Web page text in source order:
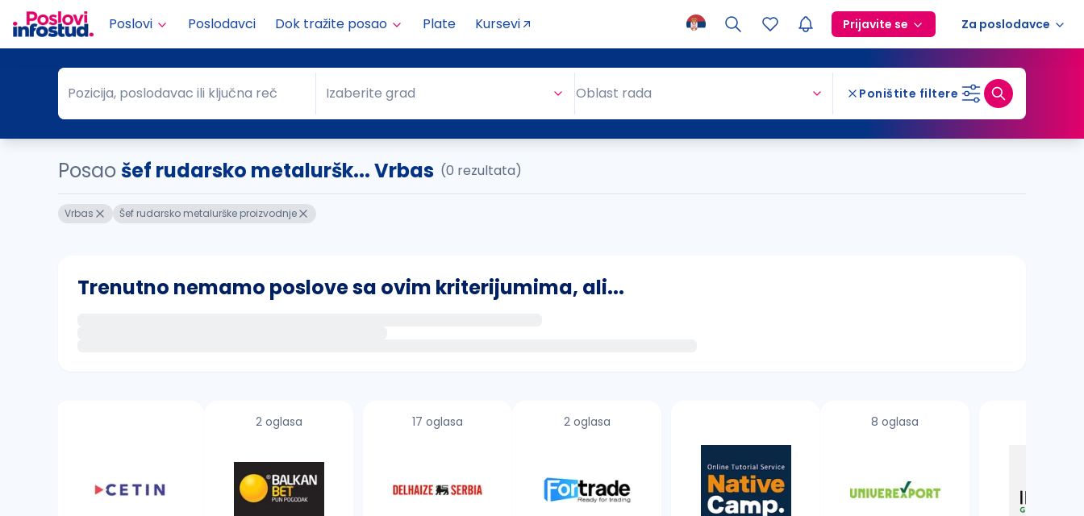
Poslovi Poslodavci Dok tražite posao Plate Kursevi Prijavite se Za poslodavce
Pozicija, poslodavac ili ključna reč
Pozicija, poslodavac ili ključna reč Grad
Izaberite grad Oblast rada Poništite filtere
Posao šef rudarsko metaluršk... Vrbas (0 rezultata)
Vrbas Šef rudarsko metalurške proizvodnje
Trenutno nemamo poslove sa ovim kriterijumima, ali...
proverite pravopisne greške (koristite č, ć, š, đ, ž, dž)
povećajte radijus za odabrani grad
2 oglasa 17 oglasa 2 oglasa 8 oglasa